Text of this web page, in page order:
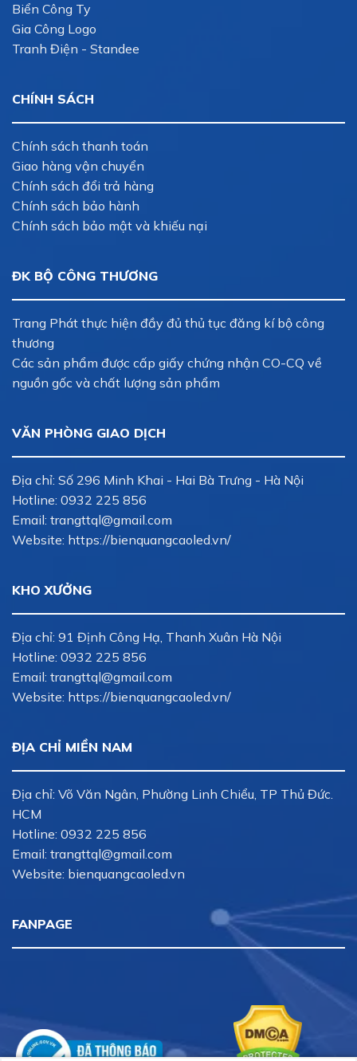
Biển Công Ty
Gia Công Logo
Tranh Điện - Standee
CHÍNH SÁCH
Chính sách thanh toán
Giao hàng vận chuyển
Chính sách đổi trả hàng
Chính sách bảo hành
Chính sách bảo mật và khiếu nại
ĐK BỘ CÔNG THƯƠNG
Trang Phát thực hiện đầy đủ thủ tục đăng kí bộ công
thương
Các sản phẩm được cấp giấy chứng nhận CO-CQ về
nguồn gốc và chất lượng sản phẩm
VĂN PHÒNG GIAO DỊCH
Địa chỉ: Số 296 Minh Khai - Hai Bà Trưng - Hà Nội
Hotline: 0932 225 856
Email: trangttql@gmail.com
Website: https://bienquangcaoled.vn/
KHO XƯỞNG
Địa chỉ: 91 Định Công Hạ, Thanh Xuân Hà Nội
Hotline: 0932 225 856
Email: trangttql@gmail.com
Website: https://bienquangcaoled.vn/
ĐỊA CHỈ MIỀN NAM
Địa chỉ: Võ Văn Ngân, Phường Linh Chiểu, TP Thủ Đức.
HCM
Hotline: 0932 225 856
Email: trangttql@gmail.com
Website: bienquangcaoled.vn
FANPAGE